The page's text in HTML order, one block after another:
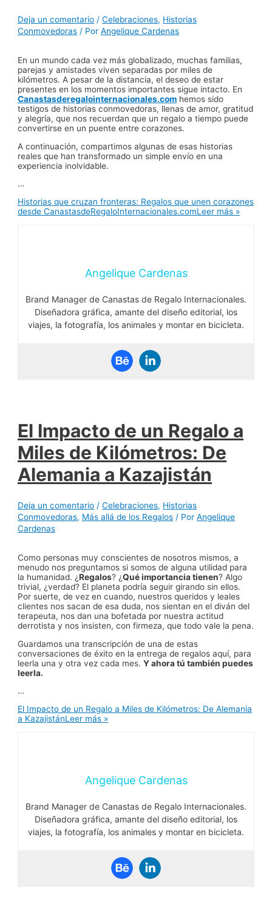
Deja un comentario /Celebraciones, Historias
Conmovedoras / PorAngelique Cardenas
En un mundo cada vez más globalizado, muchas familias,
parejas y amistades viven separadas por miles de
kilómetros. A pesar de la distancia, el deseo de estar
presentes en los momentos importantes sigue intacto. En
Canastasderegalointernacionales.com hemos sido
testigos de historias conmovedoras, llenas de amor, gratitud
y alegría, que nos recuerdan que un regalo a tiempo puede
convertirse en un puente entre corazones.
A continuación, compartimos algunas de esas historias
reales que han transformado un simple envío en una
experiencia inolvidable.
…
Historias que cruzan fronteras: Regalos que unen corazones
desde CanastasdeRegaloInternacionales.comLeer más »
Angelique Cardenas
Brand Manager de Canastas de Regalo Internacionales.
Diseñadora gráfica, amante del diseño editorial, los
viajes, la fotografía, los animales y montar en bicicleta.
El Impacto de un Regalo a
Miles de Kilómetros: De
Alemania a Kazajistán
Deja un comentario /Celebraciones, Historias
Conmovedoras, Más allá de los Regalos / PorAngelique
Cardenas
Como personas muy conscientes de nosotros mismos, a
menudo nos preguntamos si somos de alguna utilidad para
la humanidad. ¿Regalos? ¿Qué importancia tienen? Algo
trivial, ¿verdad? El planeta podría seguir girando sin ellos.
Por suerte, de vez en cuando, nuestros queridos y leales
clientes nos sacan de esa duda, nos sientan en el diván del
terapeuta, nos dan una bofetada por nuestra actitud
derrotista y nos insisten, con firmeza, que todo vale la pena.
Guardamos una transcripción de una de estas
conversaciones de éxito en la entrega de regalos aquí, para
leerla una y otra vez cada mes.Y ahora tú también puedes
leerla.
…
El Impacto de un Regalo a Miles de Kilómetros: De Alemania
a KazajistánLeer más »
Angelique Cardenas
Brand Manager de Canastas de Regalo Internacionales.
Diseñadora gráfica, amante del diseño editorial, los
viajes, la fotografía, los animales y montar en bicicleta.